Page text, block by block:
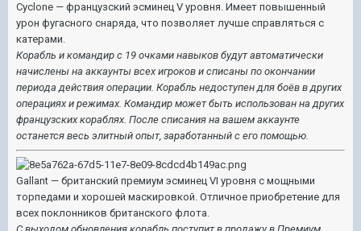
Cyclone — французский эсминец V уровня. Имеет повышенный
урон фугасного снаряда, что позволяет лучше справляться с
катерами.
Корабль и командир с 19 очками навыков будут автоматически
начислены на аккаунты всех игроков и списаны по окончании
периода действия операции. Корабль недоступен для боёв в других
операциях и режимах. Командир может быть использован на других
французских кораблях. После списания на вашем аккаунте
останется весь элитный опыт, заработанный с его помощью.
Gallant — британский премиум эсминец VI уровня с мощными
торпедами и хорошей маскировкой. Отличное приобретение для
всех поклонников британского флота.